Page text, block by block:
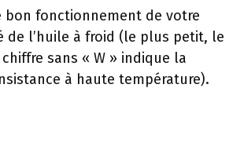
fonctionnement de votre
de l’huile à froid (le plus petit, le
sans « W » indique la
à haute température).